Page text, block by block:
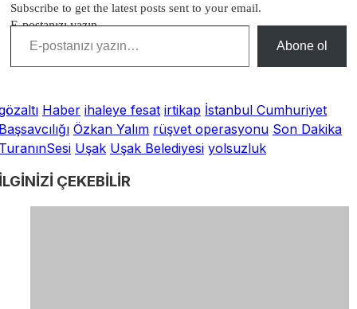
Subscribe to get the latest posts sent to your email.
E-postanızı yazın…
Abone ol
Haber ihaleye fesat irtikap İstanbul Cumhuriyet
Özkan Yalım rüşvet operasyonu Son Dakika
Uşak Uşak Belediyesi yolsuzluk
ÇEKEBİLİR